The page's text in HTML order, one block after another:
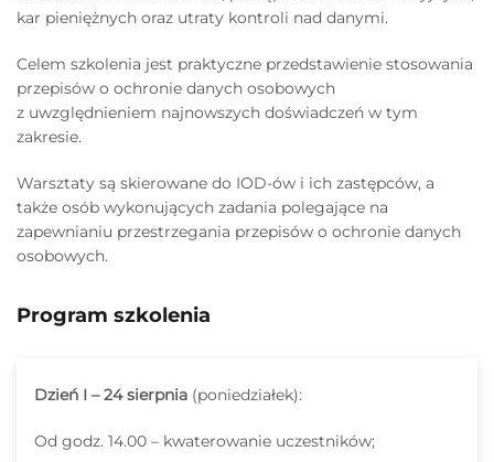
kar pieniężnych oraz utraty kontroli nad danymi.
Celem szkolenia jest praktyczne przedstawienie stosowania
przepisów o ochronie danych osobowych
z uwzględnieniem najnowszych doświadczeń w tym
zakresie.
Warsztaty są skierowane do IOD-ów i ich zastępców, a
także osób wykonujących zadania polegające na
zapewnianiu przestrzegania przepisów o ochronie danych
osobowych.
Program szkolenia
Dzień I – 24 sierpnia (poniedziałek):
Od godz. 14.00 – kwaterowanie uczestników;